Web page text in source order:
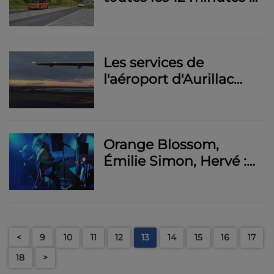
Les services de
l'aéroport d'Aurillac
Orange Blossom,
Émilie Simon, Hervé :
< 9 10 11 12 13 14 15 16
17
18
>